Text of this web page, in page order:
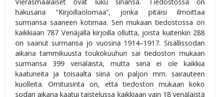
hakusana ”Kirjoillaolomaa”, jonka pitäisi ilmoittaa
surmansa saaneen kotimaa. Sen mukaan tiedostossa on
kaikkiaan 787 Venäjällä kirjoilla ollutta, joista kuitenkin 288
on saanut surmansa jo vuosina 1914–1917. Sisällissodan
aikana tammikuusta toukokuuhun sai tiedoston mukaan
surmansa 399 venäläistä, mutta siinä ei ole kaikkia
kaatuneita ja toisaalta siinä on paljon mm. sairauteen
kuolleita. Omituisinta on, että tiedoston mukaan koko
sodan aikana kaatui taistelussa kaikkiaan vain 18 venäläistä